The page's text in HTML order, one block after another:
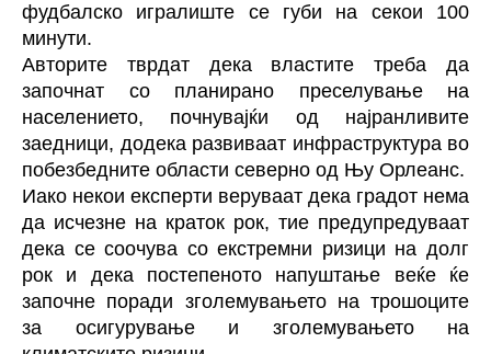
фудбалско игралиште се губи на секои 100
минути.
Авторите тврдат дека властите треба да
започнат со планирано преселување на
населението, почнувајќи од најранливите
заедници, додека развиваат инфраструктура во
побезбедните области северно од Њу Орлеанс.
Иако некои експерти веруваат дека градот нема
да исчезне на краток рок, тие предупредуваат
дека се соочува со екстремни ризици на долг
рок и дека постепеното напуштање веќе ќе
започне поради зголемувањето на трошоците
за осигурување и зголемувањето на